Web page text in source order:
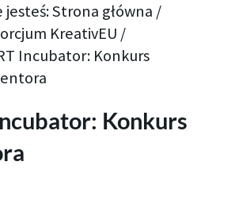
jesteś:Strona główna /
KreativEU /
Incubator: Konkurs
Konkurs